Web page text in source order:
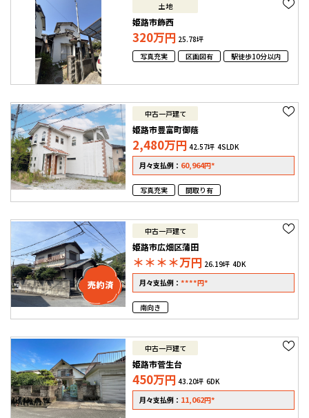
土地
姫路市飾西
320万円 25.78坪
写真充実
区画図有 駅徒歩10分以内
中古一戸建て
姫路市豊富町御蔭
2,480万円 42.57坪 4SLDK
月々支払例： 60,964円*
写真充実 間取り有
中古一戸建て
姫路市広畑区蒲田
＊＊＊＊万円 26.19坪 4DK
月々支払例：****円*
南向き
中古一戸建て
姫路市菅生台
450万円 43.20坪 6DK
月々支払例： 11,062円*